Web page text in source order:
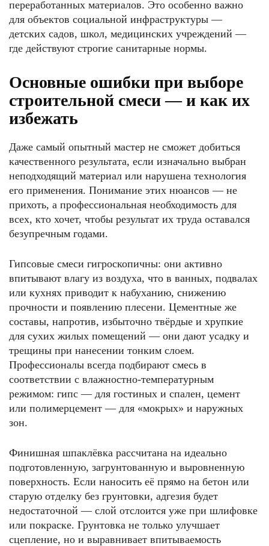
переработанных материалов. Это особенно важно
для объектов социальной инфраструктуры —
детских садов, школ, медицинских учреждений —
где действуют строгие санитарные нормы.
Основные ошибки при выборе
строительной смеси — и как их
избежать
Даже самый опытный мастер не сможет добиться
качественного результата, если изначально выбран
неподходящий материал или нарушена технология
его применения. Понимание этих нюансов — не
прихоть, а профессиональная необходимость для
всех, кто хочет, чтобы результат их труда оставался
безупречным годами.
Гипсовые смеси гигроскопичны: они активно
впитывают влагу из воздуха, что в ванных, подвалах
или кухнях приводит к набуханию, снижению
прочности и появлению плесени. Цементные же
составы, напротив, избыточно твёрдые и хрупкие
для сухих жилых помещений — они дают усадку и
трещины при нанесении тонким слоем.
Профессионалы всегда подбирают смесь в
соответствии с влажностно-температурным
режимом: гипс — для гостиных и спален, цемент
или полимерцемент — для «мокрых» и наружных
зон.
Финишная шпаклёвка рассчитана на идеально
подготовленную, загрунтованную и выровненную
поверхность. Если наносить её прямо на бетон или
старую отделку без грунтовки, адгезия будет
недостаточной — слой отслоится уже при шлифовке
или покраске. Грунтовка не только улучшает
сцепление, но и выравнивает впитываемость